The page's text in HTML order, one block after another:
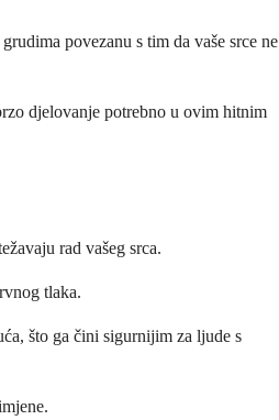
povezanu s tim da vaše srce ne
djelovanje potrebno u ovim hitnim
rad vašeg srca.
tlaka.
što ga čini sigurnijim za ljude s